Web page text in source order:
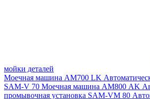
мойки деталей
Моечная машина AM700 LK
SAM-V 70 Моечная машина АМ800 AK
промывочная установка SAM-VM 80